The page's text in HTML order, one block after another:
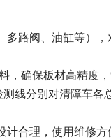
路阀、油缸等）
，确保板材高精度
线分别对清障车各
合理，使用维修方